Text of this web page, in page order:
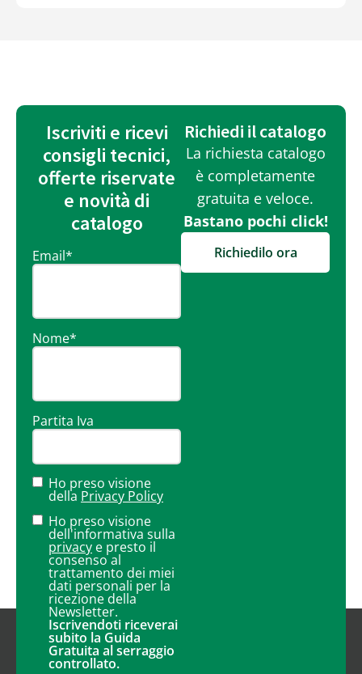
Iscriviti e ricevi
consigli tecnici,
offerte riservate
e novità di
catalogo
Email*
Nome*
Partita Iva
Ho preso visione
della Privacy Policy
Ho preso visione
dell'informativa sulla
privacy e presto il
consenso al
trattamento dei miei
dati personali per la
ricezione della
Newsletter.
Iscrivendoti riceverai
subito la Guida
Gratuita al serraggio
controllato.
Richiedi il catalogo
La richiesta catalogo
è completamente
gratuita e veloce.
Bastano pochi click!
Richiedilo ora